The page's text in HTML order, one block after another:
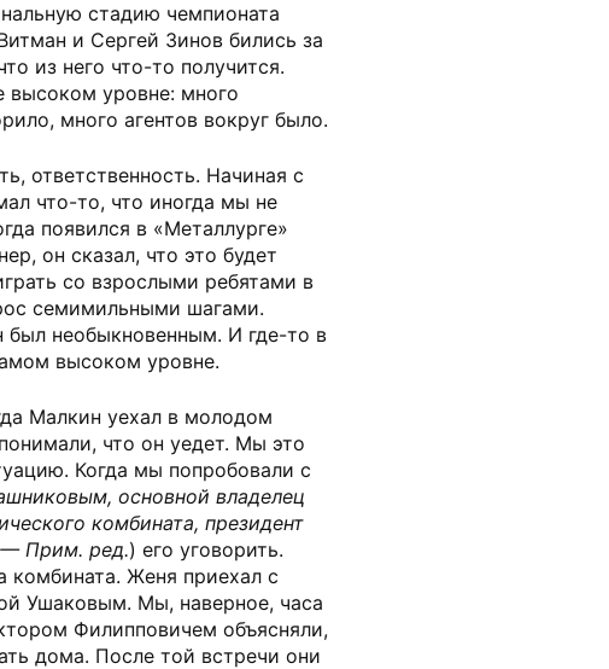
стадию чемпионата
и Сергей Зинов бились за
из него что-то получится.
высоком уровне: много
много агентов вокруг было.
ответственность. Начиная с
что-то, что иногда мы не
появился в «Металлурге»
он сказал, что это будет
со взрослыми ребятами в
семимильными шагами.
был необыкновенным. И где-то в
высоком уровне.
Малкин уехал в молодом
что он уедет. Мы это
Когда мы попробовали с
основной владелец
комбината, президент
— Прим. ред.) его уговорить.
комбината. Женя приехал с
Ушаковым. Мы, наверное, часа
Филипповичем объясняли,
дома. После той встречи они